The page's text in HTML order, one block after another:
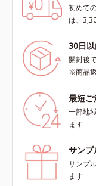
初めて
は、
30日
開封後
※商品
最短
一部地
ます
サンプ
サンプ
ます